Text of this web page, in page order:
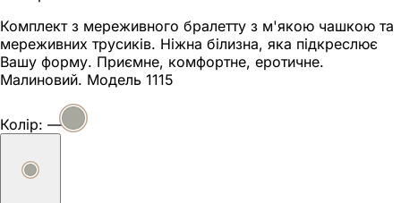
Комплект з мереживного бралетту з м'якою чашкою та
мереживних трусиків. Ніжна білизна, яка підкреслює
Вашу форму. Приємне, комфортне, еротичне.
Малиновий. Модель 1115
Колір: —